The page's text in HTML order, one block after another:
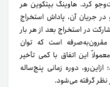
کرد. هاوینگ بیتکوین هر
جریان آن، پاداش استخراج
در استخراج بعد از هر بار
مقرون‌به‌صرفه است که توان
این اتفاق با کمی تأخیر
دوره زمانی پنج‌ساله
نظر گرفته می‌شود.